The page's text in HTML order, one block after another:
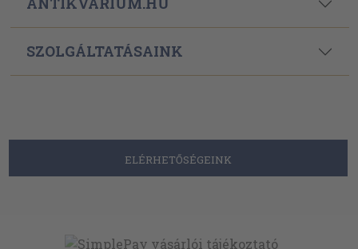
SZOLGÁLTATÁSAINK
ELÉRHETŐSÉGEINK